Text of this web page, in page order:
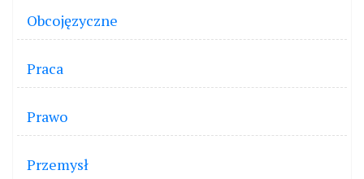
Obcojęzyczne
Praca
Prawo
Przemysł